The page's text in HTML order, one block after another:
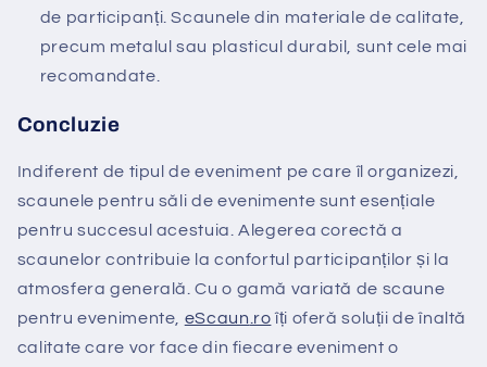
de participanți. Scaunele din materiale de calitate,
precum metalul sau plasticul durabil, sunt cele mai
recomandate.
Concluzie
Indiferent de tipul de eveniment pe care îl organizezi,
scaunele pentru săli de evenimente sunt esențiale
pentru succesul acestuia. Alegerea corectă a
scaunelor contribuie la confortul participanților și la
atmosfera generală. Cu o gamă variată de scaune
pentru evenimente, eScaun.roîți oferă soluții de înaltă
calitate care vor face din fiecare eveniment o